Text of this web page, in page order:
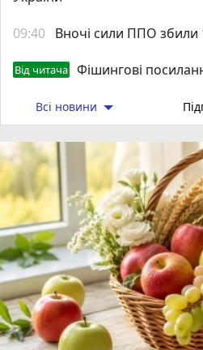
09:40 Вночі сили ППО
Від читача Фішингові
Всі новини